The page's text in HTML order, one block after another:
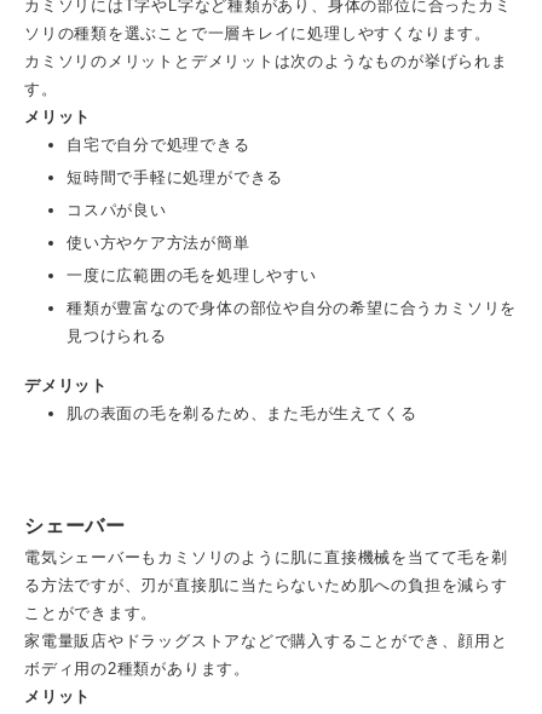
カミソリにはT字やL字など種類があり、身体の部位に合ったカミ
ソリの種類を選ぶことで一層キレイに処理しやすくなります。
カミソリのメリットとデメリットは次のようなものが挙げられま
す。
メリット
自宅で自分で処理できる
短時間で手軽に処理ができる
コスパが良い
使い方やケア方法が簡単
一度に広範囲の毛を処理しやすい
種類が豊富なので身体の部位や自分の希望に合うカミソリを
見つけられる
デメリット
肌の表面の毛を剃るため、また毛が生えてくる
シェーバー
電気シェーバーもカミソリのように肌に直接機械を当てて毛を剃
る方法ですが、刃が直接肌に当たらないため肌への負担を減らす
ことができます。
家電量販店やドラッグストアなどで購入することができ、顔用と
ボディ用の2種類があります。
メリット